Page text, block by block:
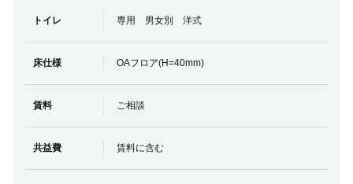
トイレ 専用 男女別 洋式
床仕様 OAフロア(H=40mm)
賃料 ご相談
共益費 賃料に含む